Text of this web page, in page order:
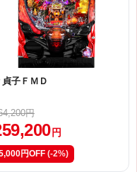
貞子ＦＭＤ
円
円
円OFF (-2%)